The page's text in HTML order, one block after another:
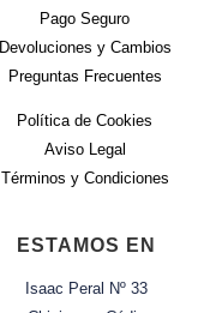
Pago Seguro
Devoluciones y Cambios
Preguntas Frecuentes
Política de Cookies
Aviso Legal
Términos y Condiciones
ESTAMOS EN
Isaac Peral Nº 33